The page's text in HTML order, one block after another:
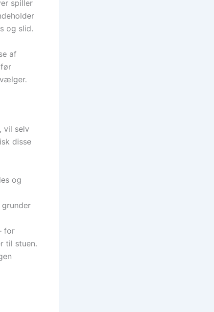
spiller
og slid.
af
vil selv
disse
og
for
til stuen.